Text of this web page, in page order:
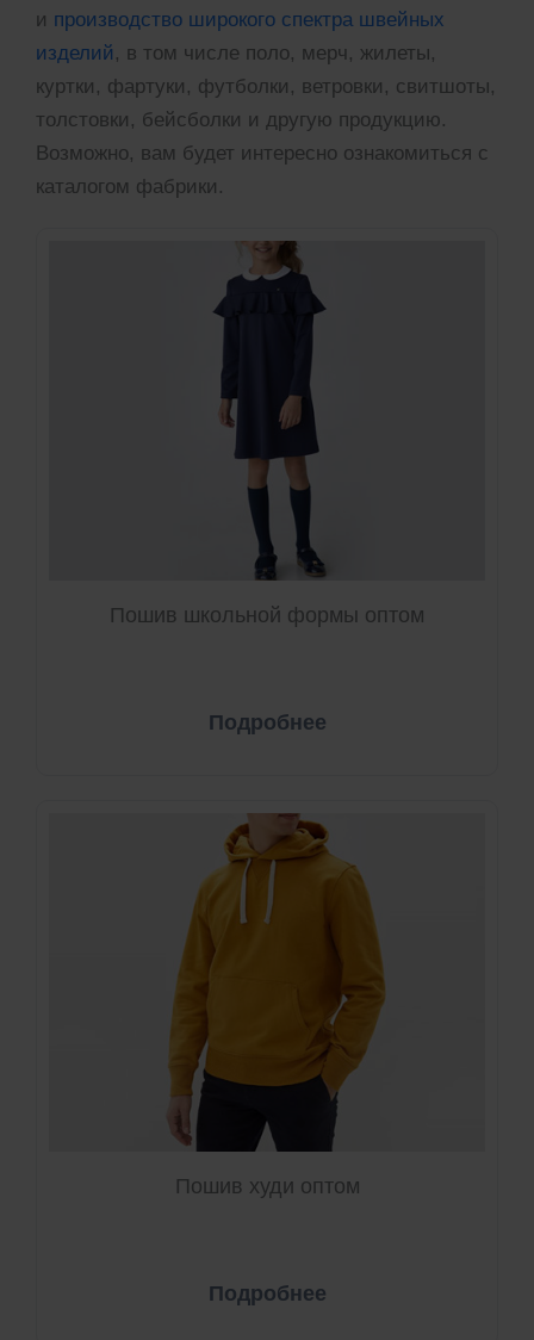
и производство широкого спектра швейных
изделий , в том числе поло, мерч, жилеты,
куртки, фартуки, футболки, ветровки, свитшоты,
толстовки, бейсболки и другую продукцию.
Возможно, вам будет интересно ознакомиться с
каталогом фабрики.
Пошив школьной формы оптом
Подробнее
Пошив худи оптом
Подробнее